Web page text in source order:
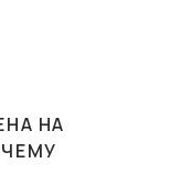
НА